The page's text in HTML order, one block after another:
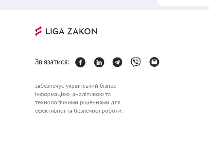
Зв'язатися:
забезпечує український бізнес
інформацією, аналітикою та
технологічними рішеннями для
ефективної та безпечної роботи.